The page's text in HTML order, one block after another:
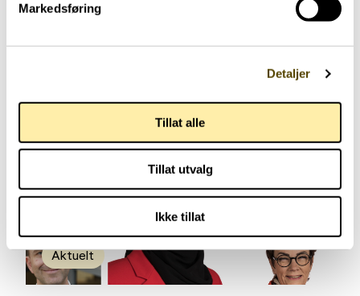
Markedsføring
Detaljer
Tillat alle
Tillat utvalg
Ikke tillat
Lignende aktueltsaker
Aktuelt